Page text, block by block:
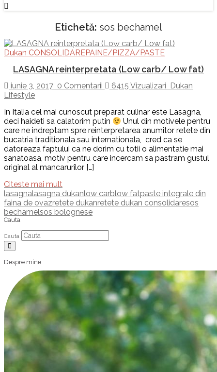
Etichetă: sos bechamel
Dukan CONSOLIDAREPAINE/PIZZA/PASTE
LASAGNA reinterpretata (Low carb/ Low fat)
iunie 3, 2017 0 Comentarii 6415 Vizualizari
Dukan
Lifestyle
In Italia cel mai cunoscut preparat culinar este Lasagna,
deci haideti sa calatorim putin
Unul din motivele pentru
care ne indreptam spre reinterpretarea anumitor retete din
bucatria traditionala sau internationala, cred ca se
datoreaza faptului ca ne dorim cu totii o alimentatie mai
sanatoasa, motiv pentru care incercam sa pastram gustul
original al mancarurilor […]
Citeste mai mult
lasagnalasagna dukanlow carblow fatpaste integrale din
faina de ovazretete dukanretete dukan consolidaresos
bechamelsos bolognese
Cauta
Cauta
Despre mine